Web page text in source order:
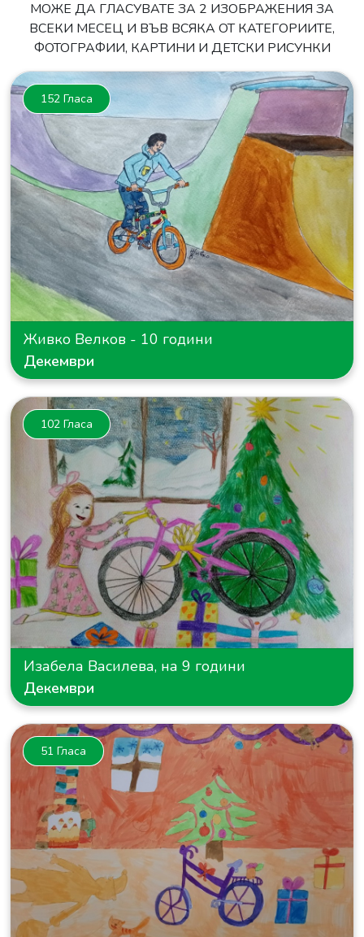
МОЖЕ ДА ГЛАСУВАТЕ ЗА 2 ИЗОБРАЖЕНИЯ ЗА
ВСЕКИ МЕСЕЦ И ВЪВ ВСЯКА ОТ КАТЕГОРИИТЕ,
ФОТОГРАФИИ, КАРТИНИ И ДЕТСКИ РИСУНКИ
152 Гласа
Живко Велков - 10 години
Декември
102 Гласа
Изабела Василева, на 9 години
Декември
51 Гласа